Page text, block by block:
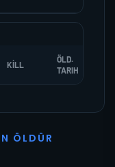
KILL
ÖLD.
TARIH
N Ö L D Ü R